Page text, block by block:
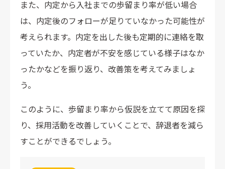
また、内定から入社までの歩留まり率が低い場合
は、内定後のフォローが足りていなかった可能性が
考えられます。内定を出した後も定期的に連絡を取
っていたか、内定者が不安を感じている様子はなか
ったかなどを振り返り、改善策を考えてみましょ
う。
このように、歩留まり率から仮説を立てて原因を探
り、採用活動を改善していくことで、辞退者を減ら
すことができるでしょう。